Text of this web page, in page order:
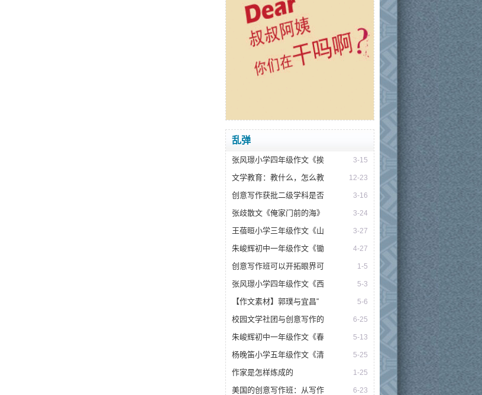
乱弹
3-15
张风璟小学四年级作文《挨
12-23
文学教育：教什么，怎么教
3-16
创意写作获批二级学科是否
3-24
张歧散文《俺家门前的海》
3-27
王蓓晅小学三年级作文《山
4-27
朱峻辉初中一年级作文《锄
1-5
创意写作班可以开拓眼界可
5-3
张风璟小学四年级作文《西
5-6
【作文素材】郭璞与宜昌“
6-25
校园文学社团与创意写作的
5-13
朱峻辉初中一年级作文《春
5-25
杨晚笛小学五年级作文《清
1-25
作家是怎样炼成的
6-23
美国的创意写作班：从写作